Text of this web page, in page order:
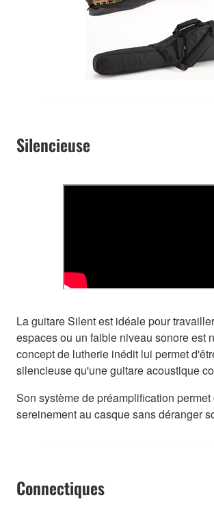
Silencieuse
La guitare Silent est idéale pour
espaces ou un faible niveau sonore est
concept de lutherie inédit lui permet
silencieuse qu'une guitare acoustique
Son système de préamplification
sereinement au casque sans déranger
Connectiques